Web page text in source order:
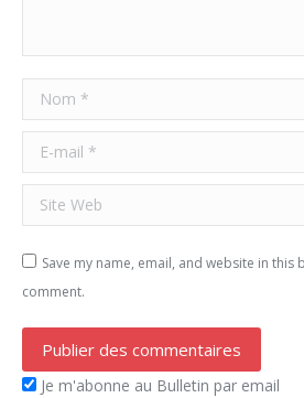
Nom *
E-mail *
Site Web
Save my name, email, and website in
comment.
Publier des commentaires
Je m'abonne au Bulletin par email